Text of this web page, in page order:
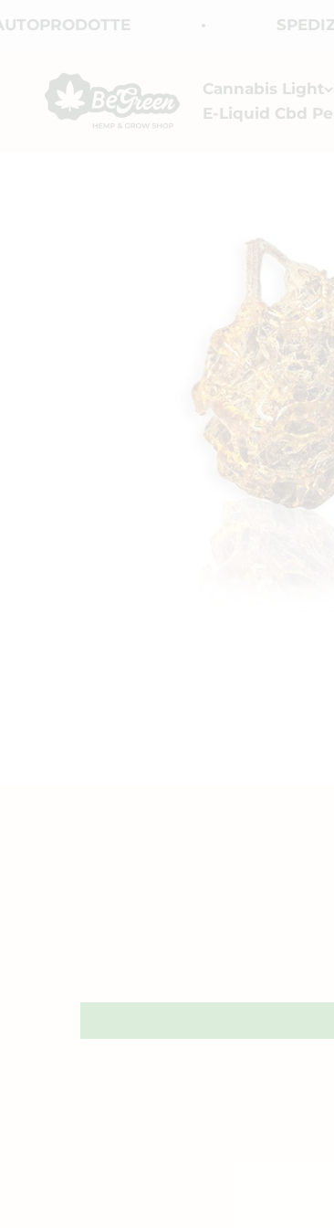
Cannabis Light
E-Liquid Cbd
BeGreen CBD